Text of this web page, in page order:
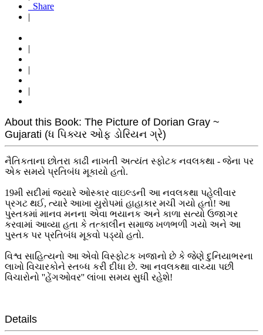
Share
|
|
|
|
About this Book: The Picture of Dorian Gray ~
Gujarati (ધ પિક્ચર ઓફ ડોરિયન ગ્રે)
નૈતિકતાના છોતરા કાઢી નાખતી અત્યંત સ્ફોટક નવલકથા - જેના પર
એક સમયે પ્રતિબંધ મૂકાયો હતો.
19મી સદીમાં જ્યારે ઓસ્કાર વાઇલ્ડની આ નવલકથા પહેલીવાર
પ્રગટ થઈ, ત્યારે આખા યુરોપમાં હાહાકાર મચી ગયો હતો! આ
પુસ્તકમાં માનવ મનના એવા ભયાનક અને કાળા સત્યો ઉજાગર
કરવામાં આવ્યા હતા કે તત્કાલીન સમાજ ખળભળી ગયો અને આ
પુસ્તક પર પ્રતિબંધ મૂકવો પડ્યો હતો.
વિશ્વ સાહિત્યનો આ એવો વિસ્ફોટક ખજાનો છે કે જેણે દુનિયાભરના
લાખો વિચારકોને સ્તબ્ધ કરી દીધા છે. આ નવલકથા વાચ્યા પછી
વિચારોનો ''હેંગઓવર'' લાંબા સમય સુધી રહેશે!
Details